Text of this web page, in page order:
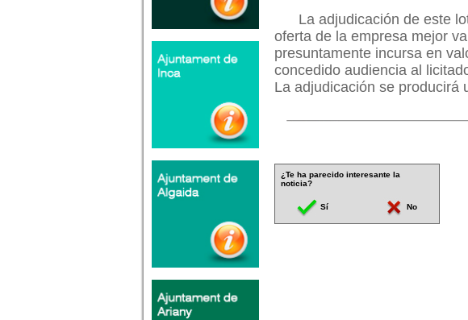
La adjudicación de este
oferta de la empresa mejor
presuntamente incursa en
concedido audiencia al
La adjudicación se producirá
¿Te ha parecido interesante la
noticia?
Sí No